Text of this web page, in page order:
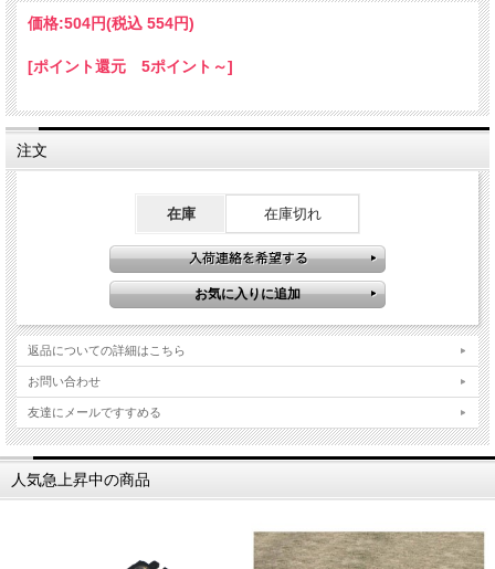
価格:504円(税込 554円)
[ポイント還元 5ポイント～]
注文
在庫 在庫切れ
返品についての詳細はこちら
お問い合わせ
友達にメールですすめる
人気急上昇中の商品